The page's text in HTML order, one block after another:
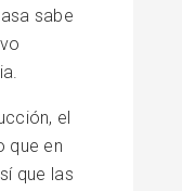
sabe
el
que en
que las